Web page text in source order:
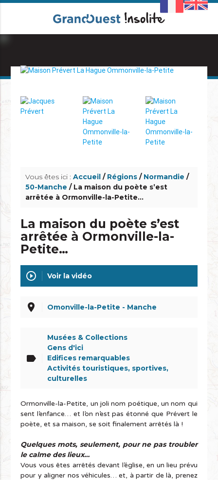
Vous êtes ici :Accueil / Régions / Normandie /
50-Manche / La maison du poète s’est
arrêtée à Ormonville-la-Petite…
La maison du poète s’est
arrêtée à Ormonville-la-
Petite…
play_circle_outline Voir la vidéo
place Omonville-la-Petite - Manche
label
Musées & Collections
Gens d'ici
Edifices remarquables
Activités touristiques, sportives,
culturelles
Ormonville-la-Petite, un joli nom poétique, un nom qui
sent l’enfance… et l’on n’est pas étonné que Prévert le
poète, et sa maison, se soit finalement arrêtés là !
Quelques mots, seulement, pour ne pas troubler
le calme des lieux…
Vous vous êtes arrêtés devant l’église, en un lieu prévu
pour y aligner nos véhicules… et, à partir de là, prenez